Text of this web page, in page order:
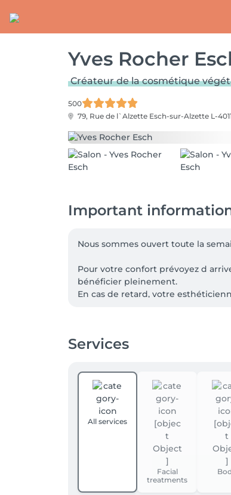
Yves Rocher
Créateur de la cosmétique
500
79, Rue de l`Alzette Esch-sur-Alzette L-
Important
Nous sommes ouvert toute la
Pour votre confort prévoyez d
bénéficier pleinement.
En cas de retard, votre
Services
All services
Facial
treatments